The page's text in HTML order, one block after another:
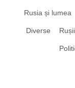
Rusia și lumea
Diverse